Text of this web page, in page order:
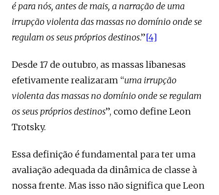
é para nós, antes de mais, a narração de uma
irrupção violenta das massas no domínio onde se
regulam os seus próprios destinos.”[4]
Desde 17 de outubro, as massas libanesas
efetivamente realizaram “uma irrupção
violenta das massas no domínio onde se regulam
os seus próprios destinos”, como define Leon
Trotsky.
Essa definição é fundamental para ter uma
avaliação adequada da dinâmica de classe à
nossa frente. Mas isso não significa que Leon